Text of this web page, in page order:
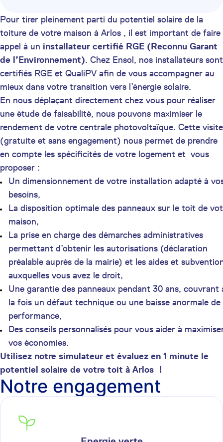
Pour tirer pleinement parti du potentiel solaire de la
toiture de votre maison à Arlos , il est important de faire
appel à un installateur certifié RGE (Reconnu Garant
de l’Environnement). Chez Ensol, nos installateurs sont
certifiés RGE et QualiPV afin de vous accompagner au
mieux dans votre transition vers l’énergie solaire.
En nous déplaçant directement chez vous pour réaliser
une étude de faisabilité, nous pouvons maximiser le
rendement de votre centrale photovoltaïque. Cette visite
(gratuite et sans engagement) nous permet de prendre
en compte les spécificités de votre logement et vous
proposer :
Un dimensionnement de votre installation adapté à
besoins,
La disposition optimale des panneaux sur le toit de
maison,
La prise en charge des démarches administratives
permettant d’obtenir les autorisations (déclaration
préalable auprès de la mairie) et les aides et
auxquelles vous avez le droit,
Une garantie des panneaux pendant 30 ans, couvrant
la fois un défaut technique ou une baisse anormale de
performance,
Des conseils personnalisés pour vous aider à
vos économies.
Utilisez notre simulateur et évaluez en 1 minute le
potentiel solaire de votre toit à Arlos !
Notre engagement